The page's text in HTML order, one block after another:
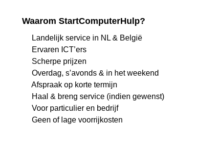
Waarom StartComputerHulp?
Landelijk service in NL & België
Ervaren ICT’ers
Scherpe prijzen
Overdag, s’avonds & in het weekend
Afspraak op korte termijn
Haal & breng service (indien gewenst)
Voor particulier en bedrijf
Geen of lage voorrijkosten